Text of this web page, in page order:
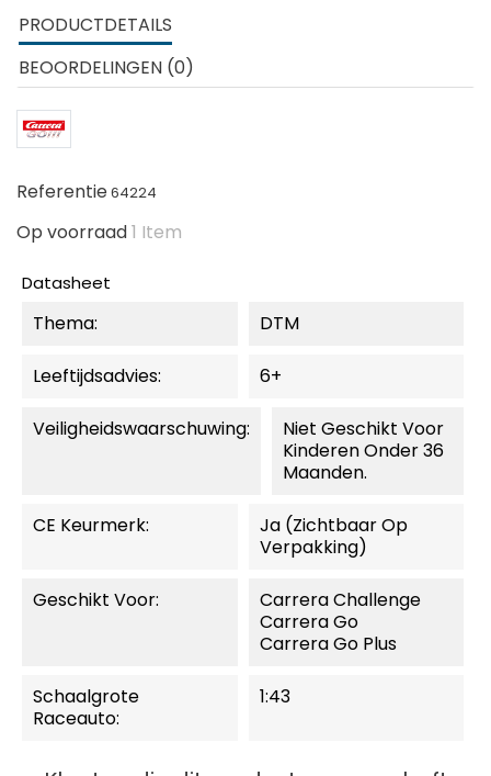
PRODUCTDETAILS
BEOORDELINGEN (0)
Referentie64224
Op voorraad1 Item
Datasheet
Thema: DTM
Leeftijdsadvies: 6+
Veiligheidswaarschuwing:
Niet Geschikt Voor
Kinderen Onder 36
Maanden.
CE Keurmerk:
Ja (zichtbaar Op
Verpakking)
Geschikt Voor:
Carrera Challenge
Carrera Go
Carrera Go Plus
Schaalgrote
Raceauto:
1:43